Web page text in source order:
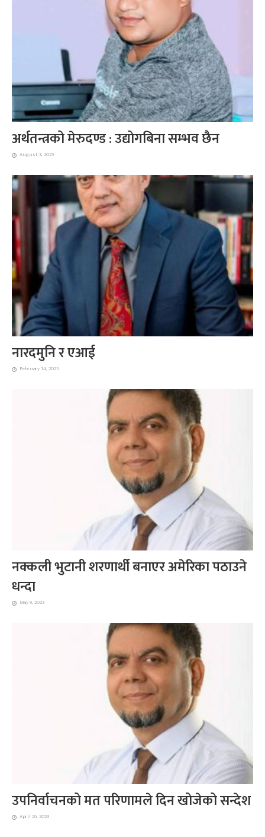
अर्थतन्त्रको मेरुदण्ड : उद्योगबिना सम्भव छैन
August 3, 2025
नारदमुनि र एआई
February 14, 2025
नक्कली भुटानी शरणार्थी बनाएर अमेरिका पठाउने
धन्दा
May 9, 2023
उपनिर्वाचनको मत परिणामले दिन खोजेको सन्देश
April 26, 2023